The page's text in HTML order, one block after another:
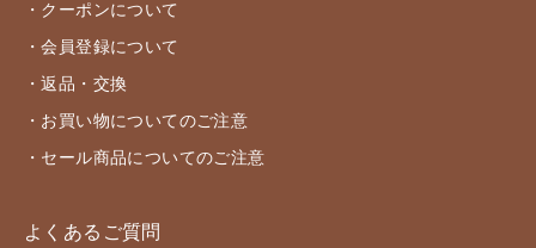
・クーポンについて
・会員登録について
・返品・交換
・お買い物についてのご注意
・セール商品についてのご注意
よくあるご質問